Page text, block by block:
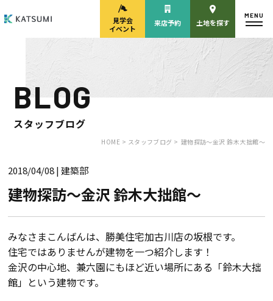
モデルハウス
来場予約
見学会・
来店予約
HOME
物件検索
見学会
イベント
来店予約 土地を探す
MENU
BLOG
スタッフブログ
HOME > スタッフブログ > 建物探訪～金沢 鈴木大拙館～
2018/04/08| 建築部
建物探訪～金沢 鈴木大拙館～
みなさまこんばんは、勝美住宅加古川店の坂根です。
住宅ではありませんが建物を一つ紹介します！
金沢の中心地、兼六園にもほど近い場所にある「鈴木大拙
館」という建物です。